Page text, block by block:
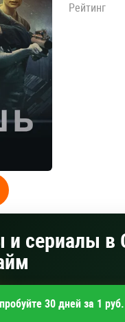
Рейтинг
сериалы в
30 дней за 1 руб.